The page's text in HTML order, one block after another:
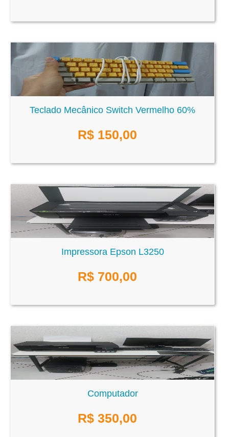
Teclado Mecânico Switch Vermelho 60%
R$ 150,00
Impressora Epson L3250
R$ 700,00
Computador
R$ 350,00